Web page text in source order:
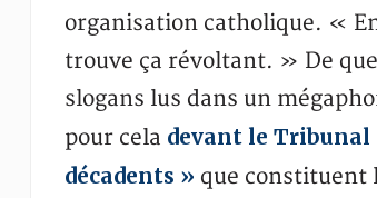
organisation catholique. «
trouve ça révoltant. » De
slogans lus dans un
pour cela devant le Tribunal
décadents » que constituent